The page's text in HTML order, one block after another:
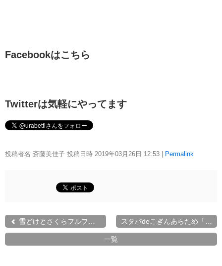
Facebookはこちら
Twitterは気軽にやってます
投稿者名 斎藤美佳子 投稿日時 2019年03月26日 12:53 Permalink
雪どけとさくらフルフラペ...
一覧